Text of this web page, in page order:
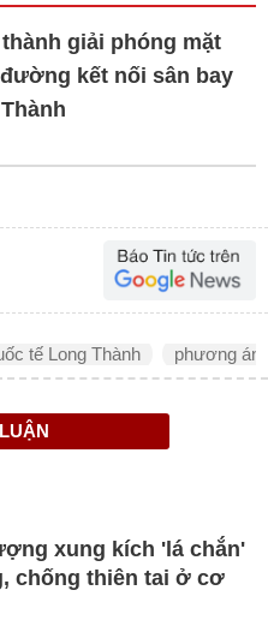
thành giải phóng mặt
kết nối sân bay
tế Long Thành phương án
xung kích 'lá chắn'
chống thiên tai ở cơ